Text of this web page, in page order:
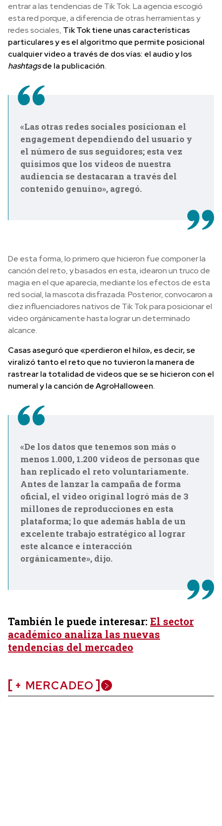
entrar a las tendencias de Tik Tok. La agencia escogió
esta red porque, a diferencia de otras herramientas y
redes sociales, Tik Tok tiene unas características
particulares y es el algoritmo que permite posicional
cualquier video a través de dos vías: el audio y los
hashtagsde la publicación.
«Las otras redes sociales posicionan el
engagement dependiendo del usuario y
el número de sus seguidores; esta vez
quisimos que los videos de nuestra
audiencia se destacaran a través del
contenido genuino», agregó.
De esta forma, lo primero que hicieron fue componer la
canción del reto, y basados en esta, idearon un truco de
magia en el que aparecía, mediante los efectos de esta
red social, la mascota disfrazada. Posterior, convocaron a
diez influenciadores nativos de Tik Tok para posicionar el
video orgánicamente hasta lograr un determinado
alcance.
Casas aseguró que «perdieron el hilo», es decir, se
viralizó tanto el reto que no tuvieron la manera de
rastrear la totalidad de videos que se se hicieron con el
numeral y la canción de AgroHalloween.
«De los datos que tenemos son más o
menos 1.000, 1.200 videos de personas que
han replicado el reto voluntariamente.
Antes de lanzar la campaña de forma
oficial, el video original logró más de 3
millones de reproducciones en esta
plataforma; lo que además habla de un
excelente trabajo estratégico al lograr
este alcance e interacción
orgánicamente», dijo.
También le puede interesar: El sector
académico analiza las nuevas
tendencias del mercadeo
+ MERCADEO